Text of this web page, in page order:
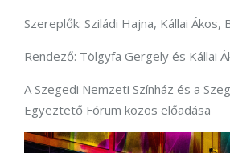
Szereplők: Sziládi Hajna, Kállai Ákos,
Rendező: Tölgyfa Gergely és Kállai
A Szegedi Nemzeti Színház és a
Egyeztető Fórum közös előadása